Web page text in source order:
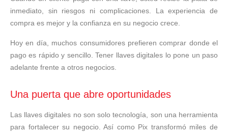
inmediato, sin riesgos ni complicaciones. La experiencia de
compra es mejor y la confianza en su negocio crece.
Hoy en día, muchos consumidores prefieren comprar donde el
pago es rápido y sencillo. Tener llaves digitales lo pone un paso
adelante frente a otros negocios.
Una puerta que abre oportunidades
Las llaves digitales no son solo tecnología, son una herramienta
para fortalecer su negocio. Así como Pix transformó miles de